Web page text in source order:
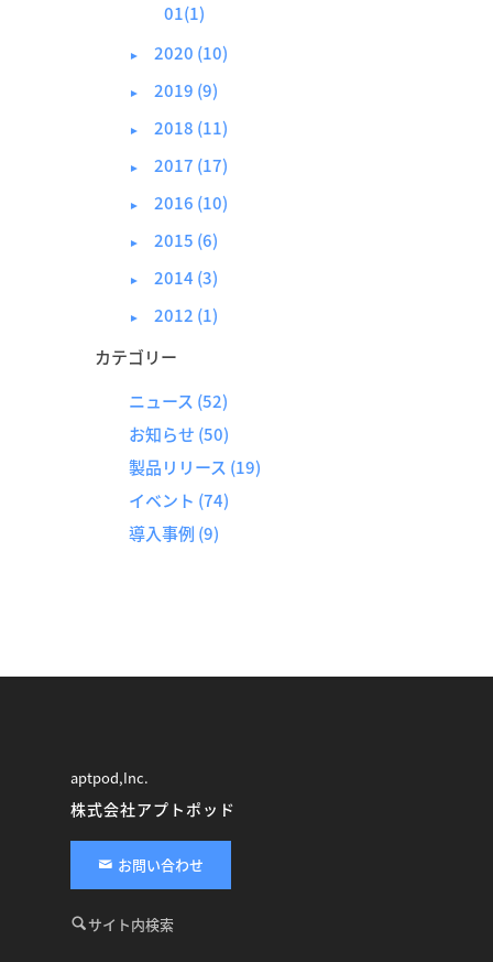
01(1)
► 2020 (10)
► 2019 (9)
► 2018 (11)
► 2017 (17)
► 2016 (10)
► 2015 (6)
► 2014 (3)
► 2012 (1)
カテゴリー
ニュース (52)
お知らせ (50)
製品リリース (19)
イベント (74)
導入事例 (9)
aptpod,Inc.
株式会社アプトポッド
お問い合わせ
サイト内検索